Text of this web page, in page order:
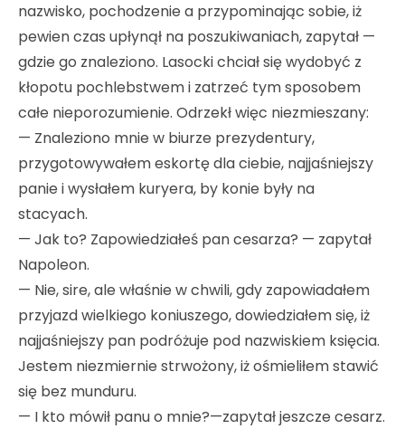
nazwisko, pochodzenie a przypominając sobie, iż
pewien czas upłynął na poszukiwaniach, zapytał —
gdzie go znaleziono. Lasocki chciał się wydobyć z
kłopotu pochlebstwem i zatrzeć tym sposobem
całe nieporozumienie. Odrzekł więc niezmieszany:
— Znaleziono mnie w biurze prezydentury,
przygotowy­wałem eskortę dla ciebie, najjaśniejszy
panie i wysłałem kuryera, by konie były na
stacyach.
— Jak to? Zapowiedziałeś pan cesarza? — zapytał
Napoleon.
— Nie, sire, ale właśnie w chwili, gdy zapowiadałem
przyjazd wielkiego koniuszego, dowiedziałem się, iż
najjaśniejszy pan podróżuje pod nazwiskiem księcia.
Jestem niezmiernie strwożony, iż ośmieliłem stawić
się bez munduru.
— I kto mówił panu o mnie?—zapytał jeszcze cesarz.